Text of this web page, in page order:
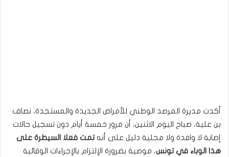
أكدت مديرة المرصد الوطني للأمراض الجديدة والمستجدة، نصاف
بن علية، صباح اليوم الاثنين، أن مرور خمسة أيام دون تسجيل حالات
إصابة لا وافدة ولا محلية دليل على أنهتمت فعلا السيطرة على
هذا الوباء في تونس، موصية بضرورة الإلتزام بالإجراءات الوقائية